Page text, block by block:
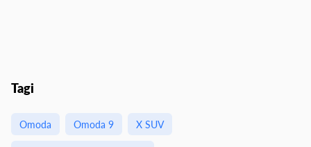
Tagi
Omoda Omoda 9
X SUV